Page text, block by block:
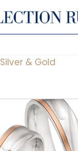
Silver & Gold